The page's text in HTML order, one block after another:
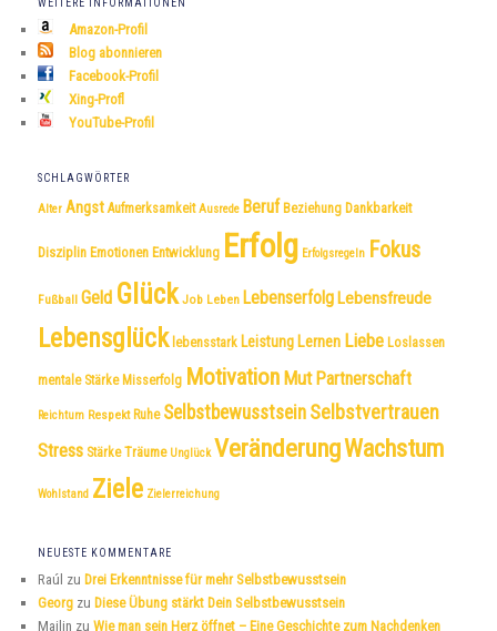
WEITERE INFORMATIONEN
Amazon-Profil
Blog abonnieren
Facebook-Profil
Xing-Profl
YouTube-Profil
SCHLAGWÖRTER
Alter Angst Aufmerksamkeit Ausrede Beruf Beziehung Dankbarkeit
Disziplin Emotionen Entwicklung Erfolg Erfolgsregeln Fokus
Fußball Geld Glück Job Leben Lebenserfolg Lebensfreude
Lebensglück lebensstark Leistung Lernen Liebe Loslassen
mentale Stärke Misserfolg Motivation Mut Partnerschaft
Reichtum Respekt Ruhe Selbstbewusstsein Selbstvertrauen
Stress Stärke Träume Unglück VeränderungWachstum
Wohlstand Ziele Zielerreichung
NEUESTE KOMMENTARE
Raúl zu Drei Erkenntnisse für mehr Selbstbewusstsein
Georg zu Diese Übung stärkt Dein Selbstbewusstsein
Mailin zuWie man sein Herz öffnet – Eine Geschichte zum Nachdenken